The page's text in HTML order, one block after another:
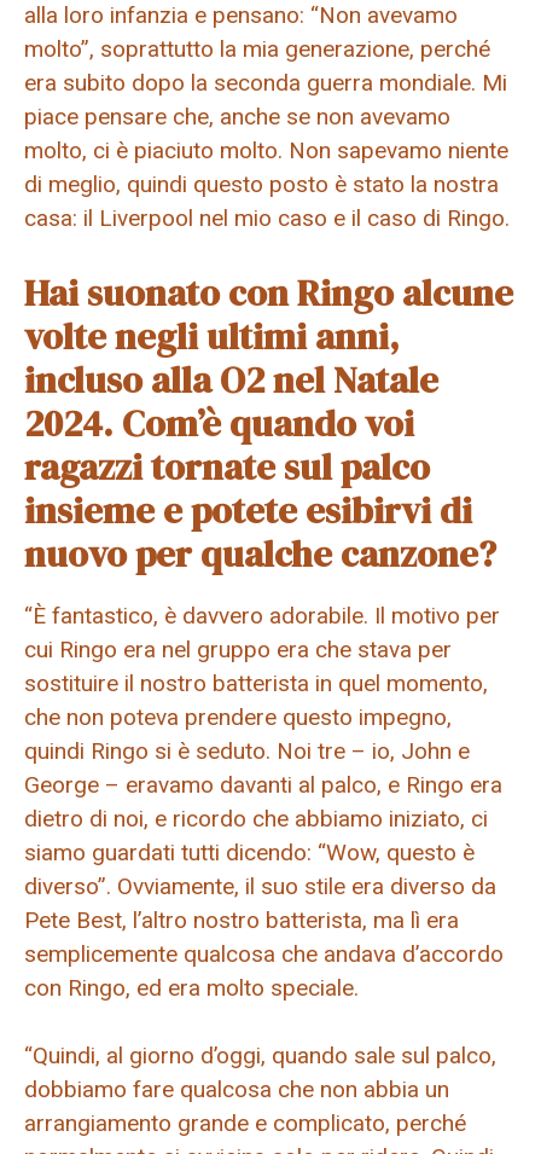
alla loro infanzia e pensano: “Non avevamo
molto”, soprattutto la mia generazione, perché
era subito dopo la seconda guerra mondiale. Mi
piace pensare che, anche se non avevamo
molto, ci è piaciuto molto. Non sapevamo niente
di meglio, quindi questo posto è stato la nostra
casa: il Liverpool nel mio caso e il caso di Ringo.
Hai suonato con Ringo alcune
volte negli ultimi anni,
incluso alla O2 nel Natale
2024. Com’è quando voi
ragazzi tornate sul palco
insieme e potete esibirvi di
nuovo per qualche canzone?
“È fantastico, è davvero adorabile. Il motivo per
cui Ringo era nel gruppo era che stava per
sostituire il nostro batterista in quel momento,
che non poteva prendere questo impegno,
quindi Ringo si è seduto. Noi tre – io, John e
George – eravamo davanti al palco, e Ringo era
dietro di noi, e ricordo che abbiamo iniziato, ci
siamo guardati tutti dicendo: “Wow, questo è
diverso”. Ovviamente, il suo stile era diverso da
Pete Best, l’altro nostro batterista, ma lì era
semplicemente qualcosa che andava d’accordo
con Ringo, ed era molto speciale.
“Quindi, al giorno d’oggi, quando sale sul palco,
dobbiamo fare qualcosa che non abbia un
arrangiamento grande e complicato, perché